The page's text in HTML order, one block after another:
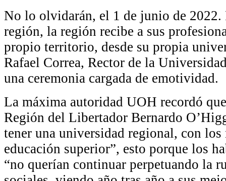
No lo olvidarán, el 1 de junio de 2022.
región, la región recibe a sus
propio territorio, desde su propia
Rafael Correa, Rector de la
una ceremonia cargada de emotividad.
La máxima autoridad UOH recordó
Región del Libertador Bernardo
tener una universidad regional, con los
educación superior”, esto porque los
“no querían continuar perpetuando la